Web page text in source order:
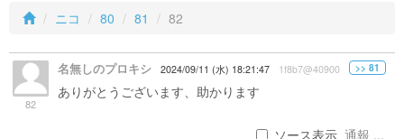
ニコ 80 81 82
82
名無しのプロキシ 2024/09/11 (水) 18:21:47 1f8b7@40900 >> 81
ありがとうございます、助かります
ソース表示 通報 ...